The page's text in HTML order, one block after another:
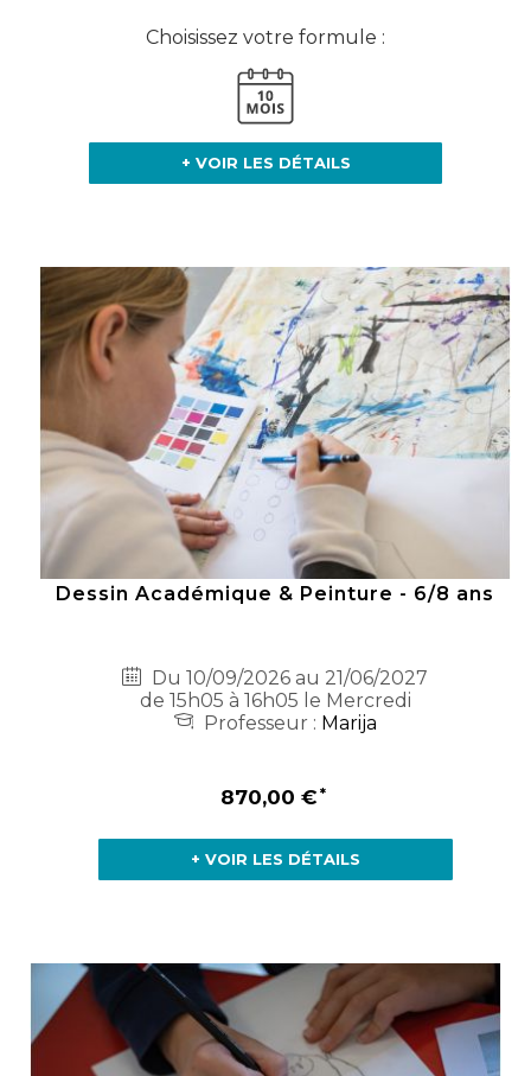
Choisissez votre formule :
+ VOIR LES DÉTAILS
Dessin Académique & Peinture - 6/8 ans
Du 10/09/2026 au 21/06/2027
de 15h05 à 16h05 le Mercredi
Professeur : Marija
870,00 €
+ VOIR LES DÉTAILS